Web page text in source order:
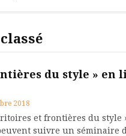
du style » en
2018
et frontières du style
suivre un séminaire